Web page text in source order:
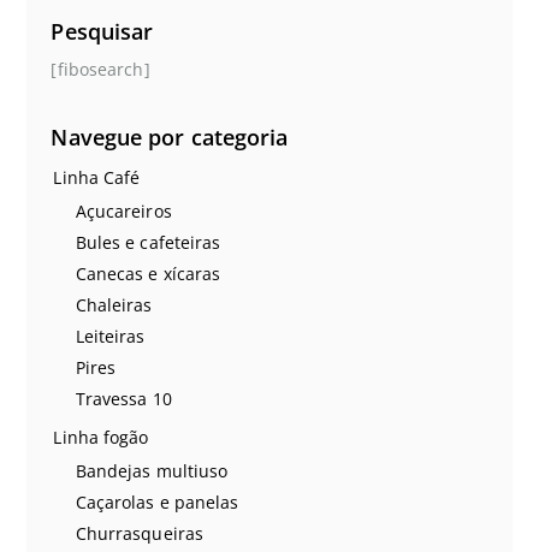
Pesquisar
[fibosearch]
Navegue por categoria
Linha Café
Açucareiros
Bules e cafeteiras
Canecas e xícaras
Chaleiras
Leiteiras
Pires
Travessa 10
Linha fogão
Bandejas multiuso
Caçarolas e panelas
Churrasqueiras